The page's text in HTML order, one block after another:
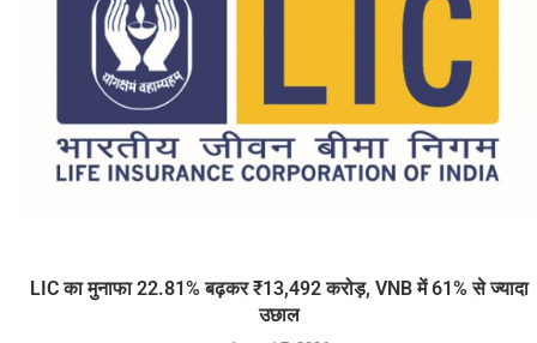
LIC का मुनाफा 22.81% बढ़कर ₹13,492 करोड़, VNB में 61% से ज्यादा
उछाल